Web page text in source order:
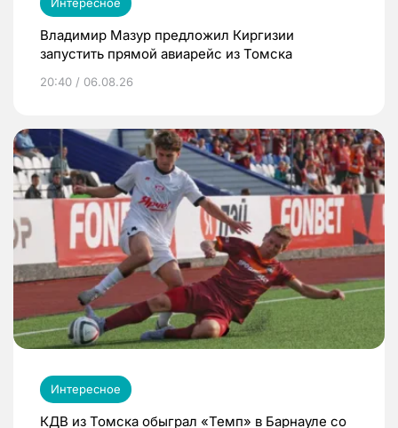
Владимир Мазур предложил Киргизии
запустить прямой авиарейс из Томска
20:40 / 06.08.26
Интересное
КДВ из Томска обыграл «Темп» в Барнауле со